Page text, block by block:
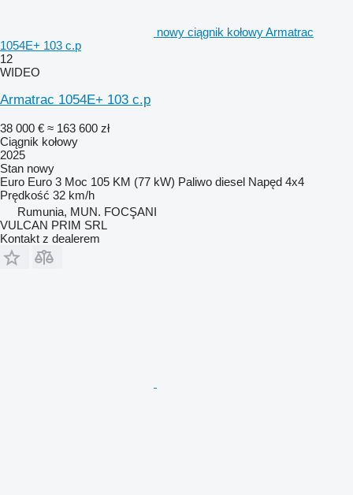
nowy ciągnik kołowy Armatrac
1054E+ 103 c.p
12
WIDEO
Armatrac 1054E+ 103 c.p
38 000 € ≈ 163 600 zł
Ciągnik kołowy
2025
Stan nowy
Euro Euro 3 Moc 105 KM (77 kW) Paliwo diesel Napęd 4x4
Prędkość 32 km/h
Rumunia, MUN. FOCŞANI
VULCAN PRIM SRL
Kontakt z dealerem